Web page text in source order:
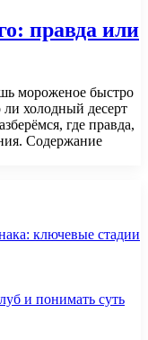
правда или
мороженое быстро
холодный десерт
где правда,
Содержание
ключевые стадии
и понимать суть